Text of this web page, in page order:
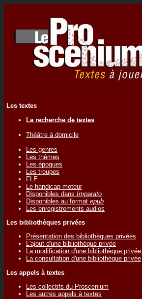
Les textes
La recherche de textes
Théâtre à domicile
Les genres
Les thèmes
Les époques
Les troupes
FLE
Le handicap moteur
Disponibles dans Imparato
Disponibles au format epub
Les enregistrements audios
Les bibliothèques privées
Présentation des bibliothèques privées
L'ajout d'une bibliothèque privée
La modification d'une bibliothèque privée
La consultation d'une bibliothèque privée
Les appels à textes
Les collectifs du Proscenium
Les autres appels à textes